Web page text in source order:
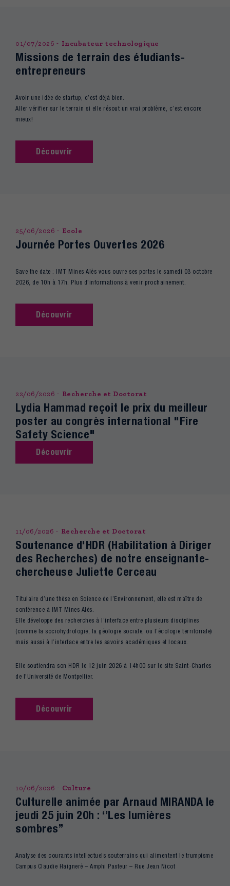
01/07/2026 Incubateur technologique
Missions de terrain des étudiants-
entrepreneurs
Avoir une idée de startup, c’est déjà bien.
Aller vérifier sur le terrain si elle résout un vrai problème, c’est encore
mieux!
Découvrir
25/06/2026 Ecole
Journée Portes Ouvertes 2026
Save the date : IMT Mines Alès vous ouvre ses portes le samedi 03 octobre
2026, de 10h à 17h. Plus d'informations à venir prochainement.
Découvrir
22/06/2026 Recherche et Doctorat
Lydia Hammad reçoit le prix du meilleur
poster au congrès international "Fire
Safety Science"
Découvrir
11/06/2026 Recherche et Doctorat
Soutenance d'HDR (Habilitation à Diriger
des Recherches) de notre enseignante-
chercheuse Juliette Cerceau
Titulaire d’une thèse en Science de l’Environnement, elle est maître de
conférence à IMT Mines Alès.
Elle développe des recherches à l’interface entre plusieurs disciplines
(comme la sociohydrologie, la géologie sociale, ou l’écologie territoriale)
mais aussi à l’interface entre les savoirs académiques et locaux.
Elle soutiendra son HDR le 12 juin 2026 à 14h00 sur le site Saint-Charles
de l'Université de Montpellier.
Découvrir
10/06/2026 Culture
Culturelle animée par Arnaud MIRANDA le
jeudi 25 juin 20h : ‘’Les lumières
sombres’’
Analyse des courants intellectuels souterrains qui alimentent le trumpisme
Campus Claudie Haigneré – Amphi Pasteur – Rue Jean Nicot